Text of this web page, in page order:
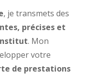
, je transmets des
précises et
. Mon
votre
de prestations